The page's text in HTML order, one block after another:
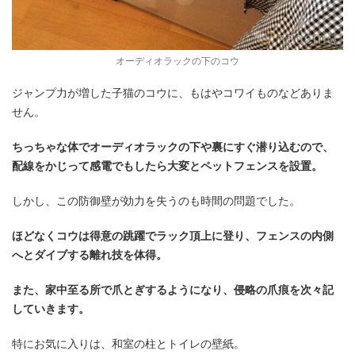
オーディオラックの下のコウ
ジャンプ力が増した子猫のコウに、もはやコワイものなどありま
せん。
ちっちゃな体でオーディオラックの下や裏にすぐ潜り込むので、
配線をかじって感電でもしたら大変とペットフェンスを設置。
しかし、この防御壁が効力を失うのも時間の問題でした。
ほどなくコウは得意の跳躍でラック頂上に登り、フェンスの内側
へとダイブする離れ技を体得。
また、家中至る所で爪とぎするようになり、侵略の爪痕を次々記
していきます。
特にお気に入りは、和室の柱とトイレの壁紙。